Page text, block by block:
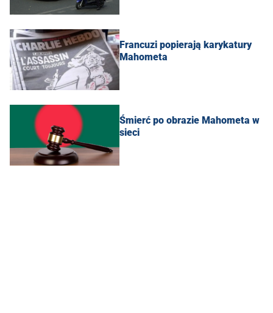
Francuzi popierają karykatury
Mahometa
Śmierć po obrazie Mahometa w
sieci